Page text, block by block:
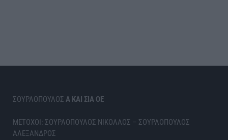
ΣΟΥΡΛΟΠΟΥΛΟΣ Α ΚΑΙ ΣΙΑ ΟΕ
ΜΕΤΟΧΟΙ: ΣΟΥΡΛΟΠΟΥΛΟΣ ΝΙΚΟΛΑΟΣ – ΣΟΥΡΛΟΠΟΥΛΟΣ
ΑΛΕΞΑΝΔΡΟΣ